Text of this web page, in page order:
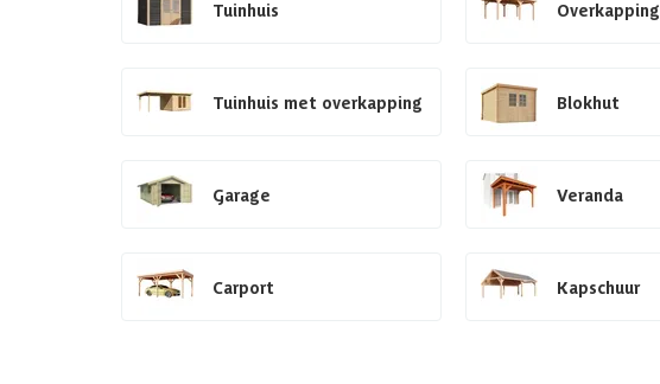
Tuinhuis Overkapping
Tuinhuis met overkapping Blokhut
Garage Veranda
Carport Kapschuur